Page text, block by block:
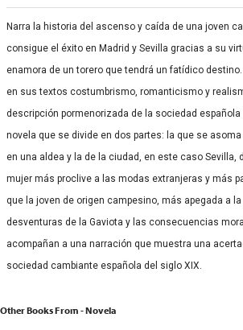
Narra la historia del ascenso y caída de una joven
consigue el éxito en Madrid y Sevilla gracias a su
enamora de un torero que tendrá un fatídico
en sus textos costumbrismo, romanticismo y
descripción pormenorizada de la sociedad española
novela que se divide en dos partes: la que se
en una aldea y la de la ciudad, en este caso Sevilla,
mujer más proclive a las modas extranjeras y más
que la joven de origen campesino, más apegada a
desventuras de la Gaviota y las consecuencias
acompañan a una narración que muestra una
sociedad cambiante española del siglo XIX.
Other Books From - Novela